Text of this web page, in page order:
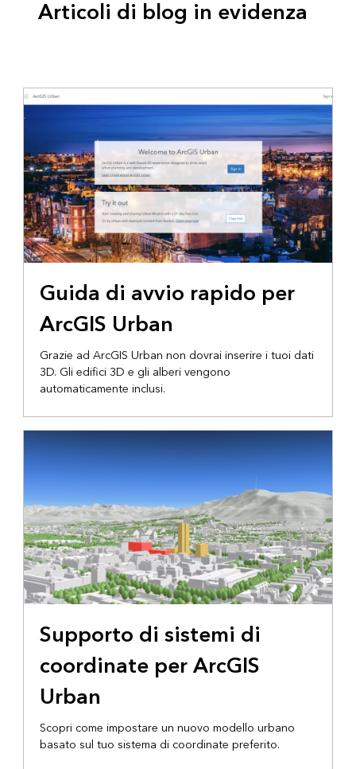
Articoli di blog in evidenza
Guida di avvio rapido per
ArcGIS Urban
Grazie ad ArcGIS Urban non dovrai inserire i tuoi dati
3D. Gli edifici 3D e gli alberi vengono
automaticamente inclusi.
Supporto di sistemi di
coordinate per ArcGIS
Urban
Scopri come impostare un nuovo modello urbano
basato sul tuo sistema di coordinate preferito.